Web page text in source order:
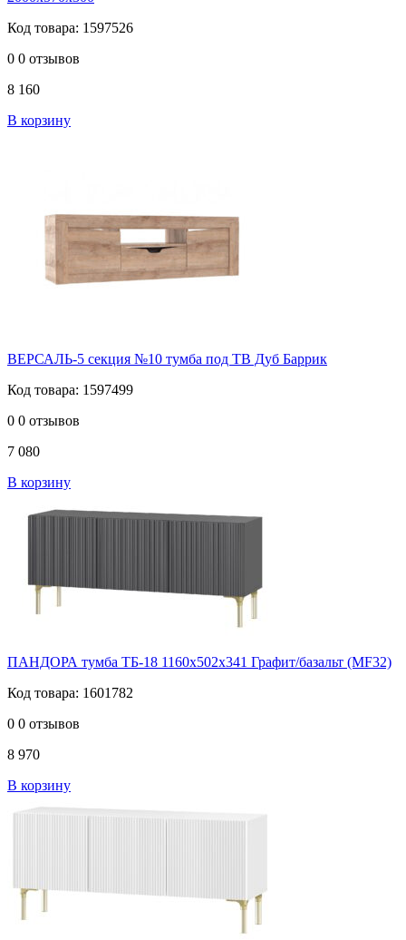
Код товара: 1597526
0 0 отзывов
8 160
В корзину
ВЕРСАЛЬ-5 секция №10 тумба под ТВ Дуб Баррик
Код товара: 1597499
0 0 отзывов
7 080
В корзину
ПАНДОРА тумба ТБ-18 1160х502х341 Графит/базальт (MF32)
Код товара: 1601782
0 0 отзывов
8 970
В корзину